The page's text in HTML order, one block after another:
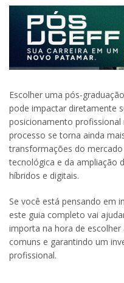
Escolher uma pós-
pode impactar diretamente
posicionamento profissional
processo se torna ainda
transformações do
tecnológica e da ampliação
híbridos e digitais.
Se você está pensando em
este guia completo vai
importa na hora de
comuns e garantindo um
profissional.